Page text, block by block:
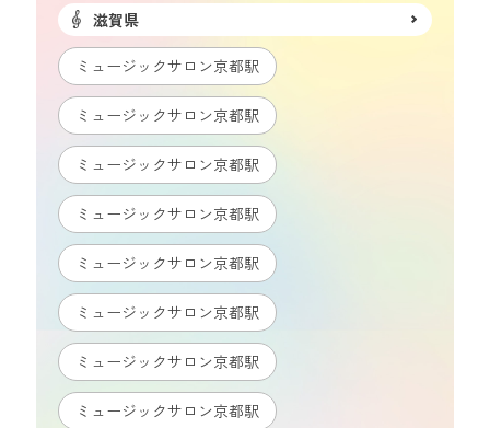
滋賀県
ミュージックサロン京都駅
ミュージックサロン京都駅
ミュージックサロン京都駅
ミュージックサロン京都駅
ミュージックサロン京都駅
ミュージックサロン京都駅
ミュージックサロン京都駅
ミュージックサロン京都駅